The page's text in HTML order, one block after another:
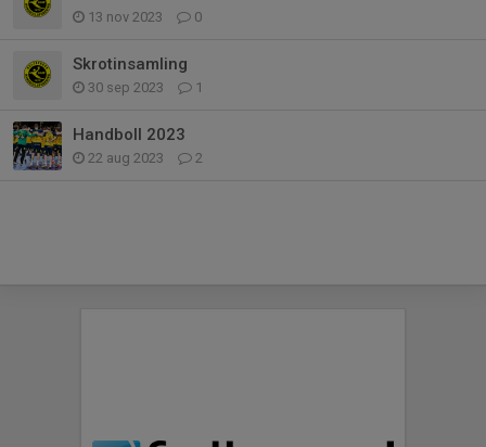
13 nov 2023 0
Skrotinsamling
30 sep 2023 1
Handboll 2023
22 aug 2023 2